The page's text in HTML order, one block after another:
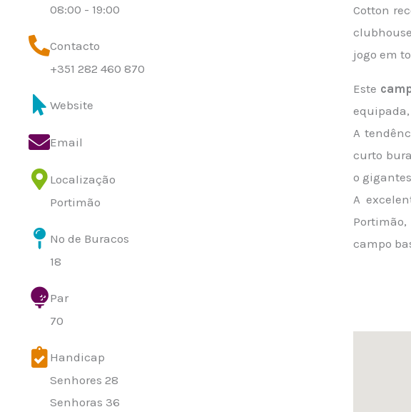
08:00 - 19:00
Contacto
+351 282 460 870
Website
Email
Localização
Portimão
Nº de Buracos
18
Par
70
Handicap
Senhores 28
Senhoras 36
Cotton
jogo em
Este
A
curto
o
A
campo